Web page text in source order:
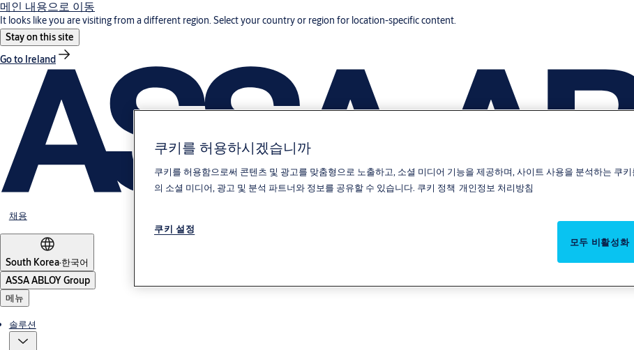
메인 내용으로 이동
It looks like you are visiting from a different region. Select your country or region for location-specific content.
Stay on this site
Go to Ireland
채용
South Korea·한국어
ASSA ABLOY Group
메뉴
솔루션
쿠키를 허용하시겠습니까
쿠키를 허용함으로써 콘텐츠 및 광고를 맞춤형으로 노출하고, 소셜 미디어 기능을 제공하며, 사이트 사용을 분석하는 쿠
의 소셜 미디어, 광고 및 분석 파트너와 정보를 공유할 수 있습니다. 쿠키 정책 개인정보 처리방침
쿠키 설정
모두 비활성화